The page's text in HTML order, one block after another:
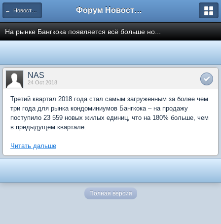
← Новости рынка недвижимости Форум Новостройки
На рынке Бангкока появляется всё больше но...
NAS
24 Oct 2018
Третий квартал 2018 года стал самым загруженным за более чем
три года для рынка кондоминиумов Бангкока – на продажу
поступило 23 559 новых жилых единиц, что на 180% больше, чем
в предыдущем квартале.
Читать дальше
Полная версия